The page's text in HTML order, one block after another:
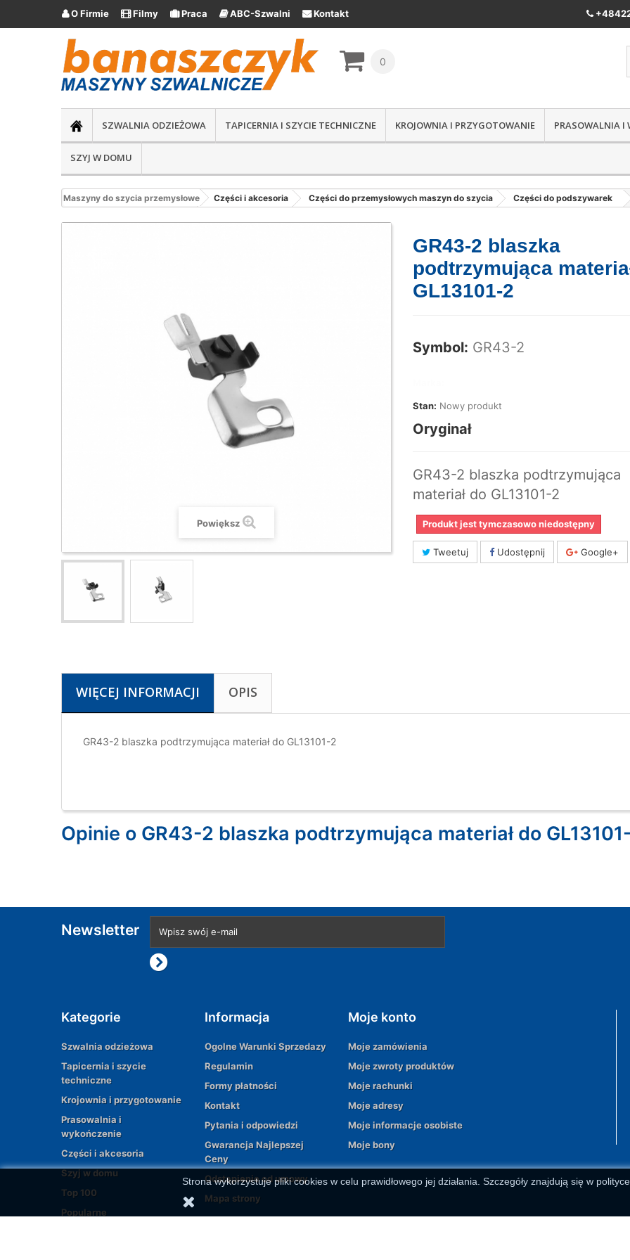
O Firmie Filmy Praca ABC-Szwalni Kontakt
0
SZWALNIA ODZIEŻOWA TAPICERNIA I SZYCIE TECHNICZNE KROJOWNIA I PRZYGOTOWANIE PRASOWALNIA I
SZYJ W DOMU
Maszyny do szycia przemysłowe Części i akcesoria Części do przemysłowych maszyn do szycia Części do podszywarek
Powiększ
GR43-2 blaszka
podtrzymująca
GL13101-2
Symbol: GR43-2
Stan: Nowy produkt
Oryginał
GR43-2 blaszka podtrzymująca
materiał do GL13101-2
Produkt jest tymczasowo niedostępny
Tweetuj Udostępnij Google+
WIĘCEJ INFORMACJI OPIS
GR43-2 blaszka podtrzymująca materiał do GL13101-2
Opinie o GR43-2 blaszka podtrzymująca materiał do
Newsletter
Kategorie
Szwalnia odzieżowa
Tapicernia i szycie
techniczne
Krojownia i przygotowanie
Prasowalnia i
wykończenie
Części i akcesoria
Szyj w domu
Top 100
Popularne
Informacja
Ogolne Warunki Sprzedazy
Regulamin
Formy płatności
Kontakt
Pytania i odpowiedzi
Gwarancja Najlepszej
Ceny
Odstąpienie od umowy
Mapa strony
Moje konto
Moje zamówienia
Moje zwroty produktów
Moje rachunki
Moje adresy
Moje informacje osobiste
Moje bony
Strona wykorzystuje pliki cookies w celu prawidłowego jej działania. Szczegóły znajdują się w